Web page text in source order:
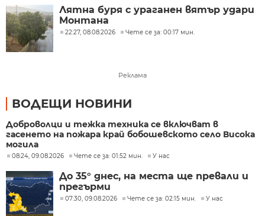
Лятна буря с ураганен вятър удари
Монтана
22:27, 08.08.2026 Чете се за: 00:17 мин.
Реклама
ВОДЕЩИ НОВИНИ
Доброволци и тежка техника се включват в
гасенето на пожара край бобошевското село Висока
могила
08:24, 09.08.2026 Чете се за: 01:52 мин. У нас
До 35° днес, на места ще превали и
прегърми
07:30, 09.08.2026 Чете се за: 02:15 мин. У нас